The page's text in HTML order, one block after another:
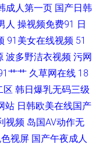
片 亚洲另类图区88 91
站 日韩激情色图 婷婷
理伦 久久国产乱子伦精
址 99狼友 激情avav 91
利社 人妖AV综合网 午夜
成人第一页 国产日韩
人 操视频免费91 日
91美女在线视频 51
波多野洁衣视频 污网
艹艹 久草网在线 18
区 韩日爆乳无码三级
站 日韩欧美在线国产
视频 岛国AV动作无
视屏 国产午夜成人